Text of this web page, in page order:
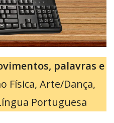
palavras e
Física, Arte/Dança,
Portuguesa